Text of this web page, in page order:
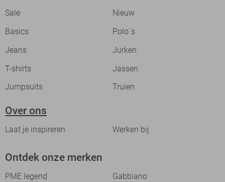
Sale
Nieuw
Basics
Polo`s
Jeans
Jurken
T-shirts
Jassen
Jumpsuits
Truien
Over ons
Laat je inspireren Werken bij
Ontdek onze merken
PME legend
Gabbiano